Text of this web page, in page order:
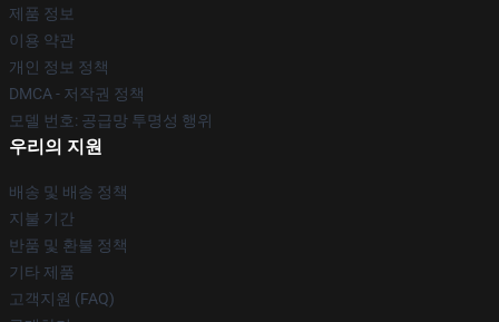
제품 정보
이용 약관
개인 정보 정책
DMCA - 저작권 정책
모델 번호: 공급망 투명성 행위
우리의 지원
배송 및 배송 정책
지불 기간
반품 및 환불 정책
기타 제품
고객지원 (FAQ)